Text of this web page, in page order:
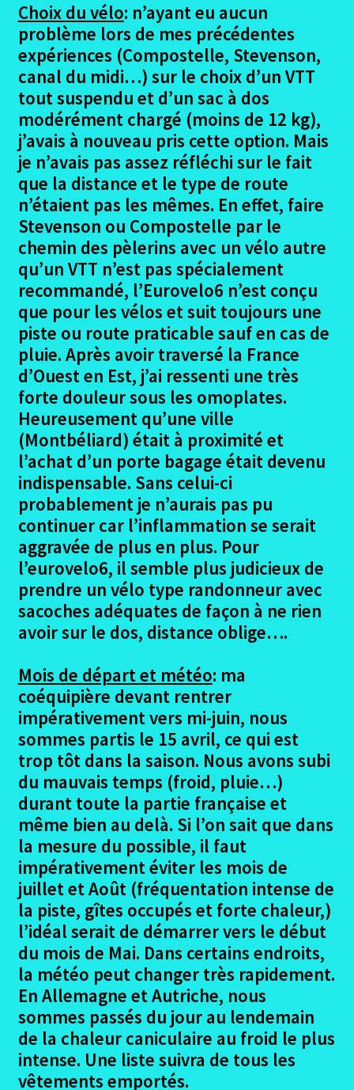
Choix du vélo: n’ayant eu aucun
problème lors de mes précédentes
expériences (Compostelle, Stevenson,
canal du midi…) sur le choix d’un VTT
tout suspendu et d’un sac à dos
modérément chargé (moins de 12 kg),
j’avais à nouveau pris cette option. Mais
je n’avais pas assez réfléchi sur le fait
que la distance et le type de route
n’étaient pas les mêmes. En effet, faire
Stevenson ou Compostelle par le
chemin des pèlerins avec un vélo autre
qu’un VTT n’est pas spécialement
recommandé, l’Eurovelo6 n’est conçu
que pour les vélos et suit toujours une
piste ou route praticable sauf en cas de
pluie. Après avoir traversé la France
d’Ouest en Est, j’ai ressenti une très
forte douleur sous les omoplates.
Heureusement qu’une ville
(Montbéliard) était à proximité et
l’achat d’un porte bagage était devenu
indispensable. Sans celui-ci
probablement je n’aurais pas pu
continuer car l’inflammation se serait
aggravée de plus en plus. Pour
l’eurovelo6, il semble plus judicieux de
prendre un vélo type randonneur avec
sacoches adéquates de façon à ne rien
avoir sur le dos, distance oblige….
Mois de départ et météo: ma
coéquipière devant rentrer
impérativement vers mi-juin, nous
sommes partis le 15 avril, ce qui est
trop tôt dans la saison. Nous avons subi
du mauvais temps (froid, pluie…)
durant toute la partie française et
même bien au delà. Si l’on sait que dans
la mesure du possible, il faut
impérativement éviter les mois de
juillet et Août (fréquentation intense de
la piste, gîtes occupés et forte chaleur,)
l’idéal serait de démarrer vers le début
du mois de Mai. Dans certains endroits,
la météo peut changer très rapidement.
En Allemagne et Autriche, nous
sommes passés du jour au lendemain
de la chaleur caniculaire au froid le plus
intense. Une liste suivra de tous les
vêtements emportés.